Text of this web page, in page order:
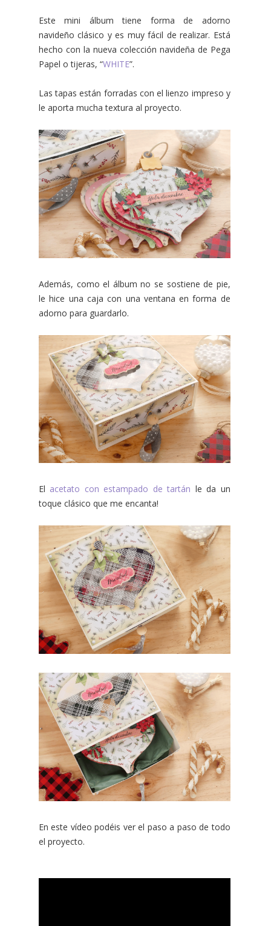
Este mini álbum tiene forma de adorno
navideño clásico y es muy fácil de realizar. Está
hecho con la nueva colección navideña de Pega
Papel o tijeras, “WHITE”.
Las tapas están forradas con el lienzo impreso y
le aporta mucha textura al proyecto.
Además, como el álbum no se sostiene de pie,
le hice una caja con una ventana en forma de
adorno para guardarlo.
El acetato con estampado de tartán le da un
toque clásico que me encanta!
En este vídeo podéis ver el paso a paso de todo
el proyecto.